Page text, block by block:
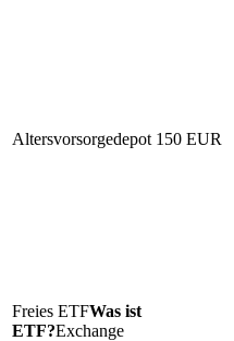
Altersvorsorgedepot 150 EUR
Freies ETFWas ist
ETF?Exchange